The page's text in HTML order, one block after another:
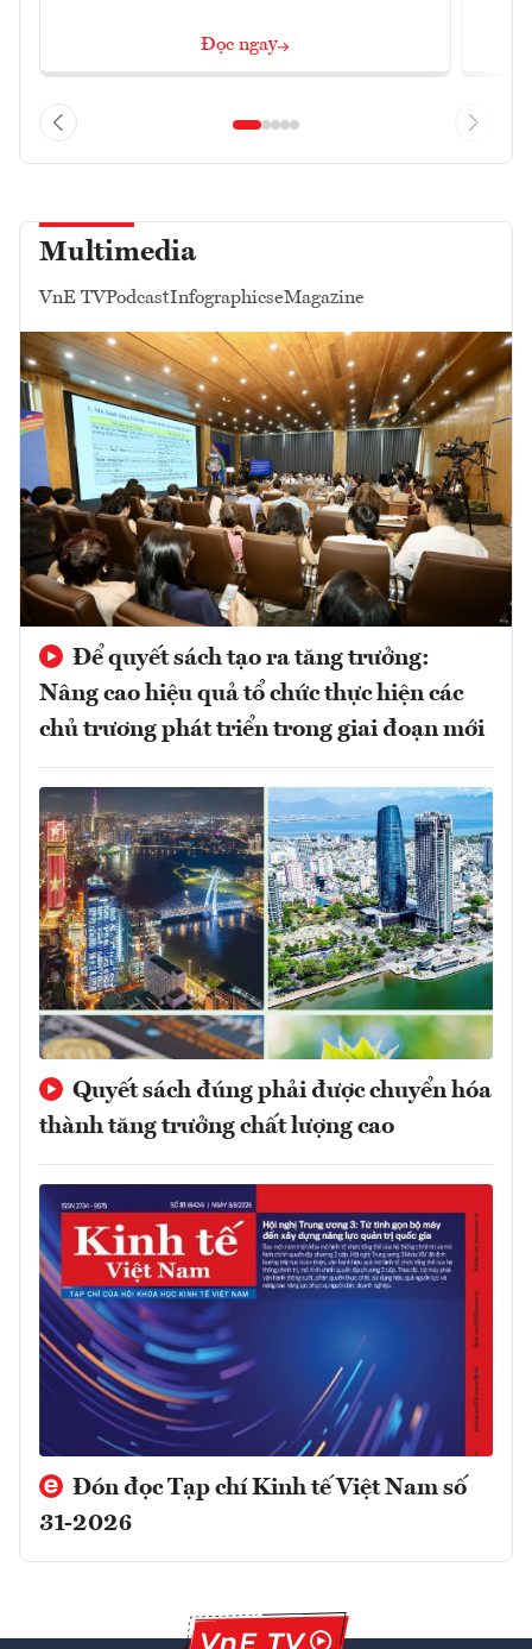
Đọc ngay
Multimedia
VnE TVPodcastInfographicseMagazine
Để quyết sách tạo ra tăng trưởng:
Nâng cao hiệu quả tổ chức thực hiện các
chủ trương phát triển trong giai đoạn mới
Quyết sách đúng phải được chuyển hóa
thành tăng trưởng chất lượng cao
Đón đọc Tạp chí Kinh tế Việt Nam số
31-2026